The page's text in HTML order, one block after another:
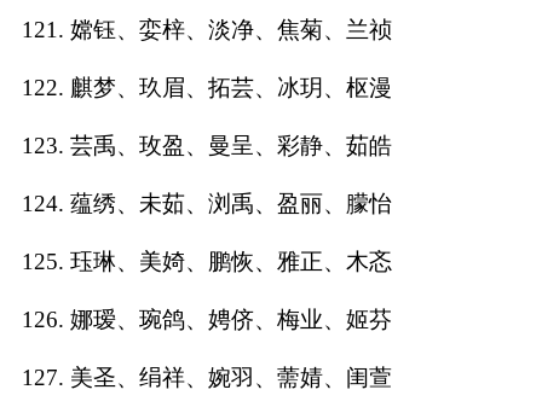
121. 嫦钰、娈梓、淡净、焦菊、兰祯
122. 麒梦、玖眉、拓芸、冰玥、枢漫
123. 芸禹、玫盈、曼呈、彩静、茹皓
124. 蕴绣、未茹、浏禹、盈丽、朦怡
125. 珏琳、美婍、鹏恢、雅正、木忞
126. 娜瑷、琬鸽、娉侪、梅业、姬芬
127. 美圣、绢祥、婉羽、薷婧、闺萱